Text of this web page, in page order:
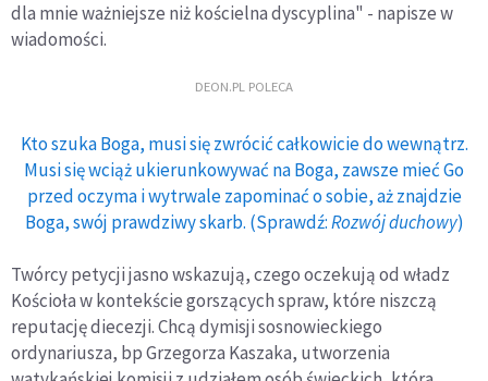
dla mnie ważniejsze niż kościelna dyscyplina" - napisze w
wiadomości.
DEON.PL POLECA
Kto szuka Boga, musi się zwrócić całkowicie do wewnątrz.
Musi się wciąż ukierunkowywać na Boga, zawsze mieć Go
przed oczyma i wytrwale zapominać o sobie, aż znajdzie
Boga, swój prawdziwy skarb. (Sprawdź:Rozwój duchowy)
Twórcy petycji jasno wskazują, czego oczekują od władz
Kościoła w kontekście gorszących spraw, które niszczą
reputację diecezji. Chcą dymisji sosnowieckiego
ordynariusza, bp Grzegorza Kaszaka, utworzenia